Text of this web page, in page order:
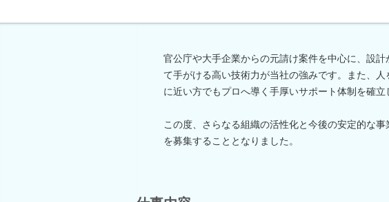
官公庁や大手企業からの元請け案件を中心に、設
て手がける高い技術力が当社の強みです。また、
に近い方でもプロへ導く手厚いサポート体制を確立
この度、さらなる組織の活性化と今後の安定的な
を募集することとなりました。